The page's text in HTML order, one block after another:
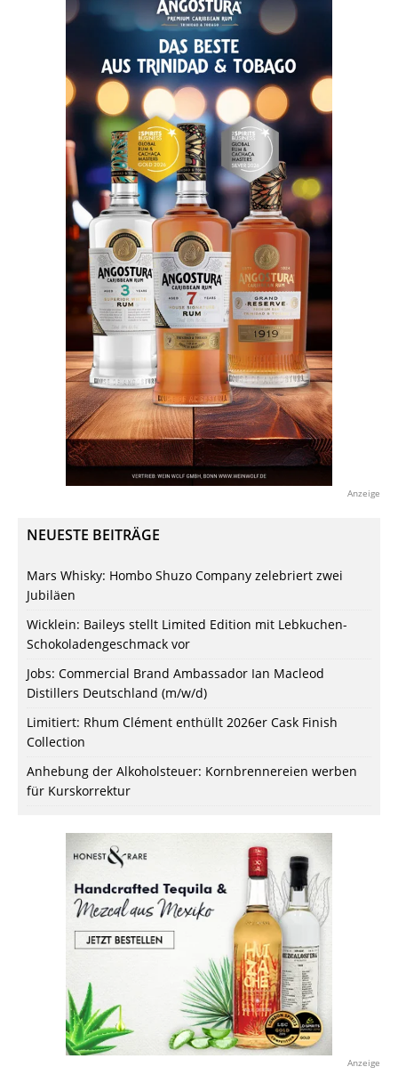
Anzeige
NEUESTE BEITRÄGE
Mars Whisky: Hombo Shuzo Company zelebriert zwei
Jubiläen
Wicklein: Baileys stellt Limited Edition mit Lebkuchen-
Schokoladengeschmack vor
Jobs: Commercial Brand Ambassador Ian Macleod
Distillers Deutschland (m/w/d)
Limitiert: Rhum Clément enthüllt 2026er Cask Finish
Collection
Anhebung der Alkoholsteuer: Kornbrennereien werben
für Kurskorrektur
Anzeige